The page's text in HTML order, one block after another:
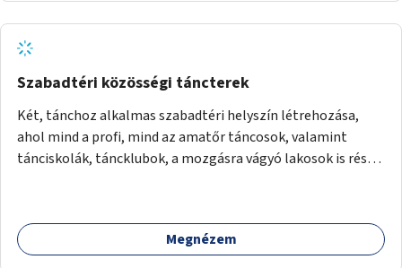
Szabadtéri közösségi táncterek
Két, tánchoz alkalmas szabadtéri helyszín létrehozása,
ahol mind a profi, mind az amatőr táncosok, valamint
tánciskolák, táncklubok, a mozgásra vágyó lakosok is részt
Megnézem